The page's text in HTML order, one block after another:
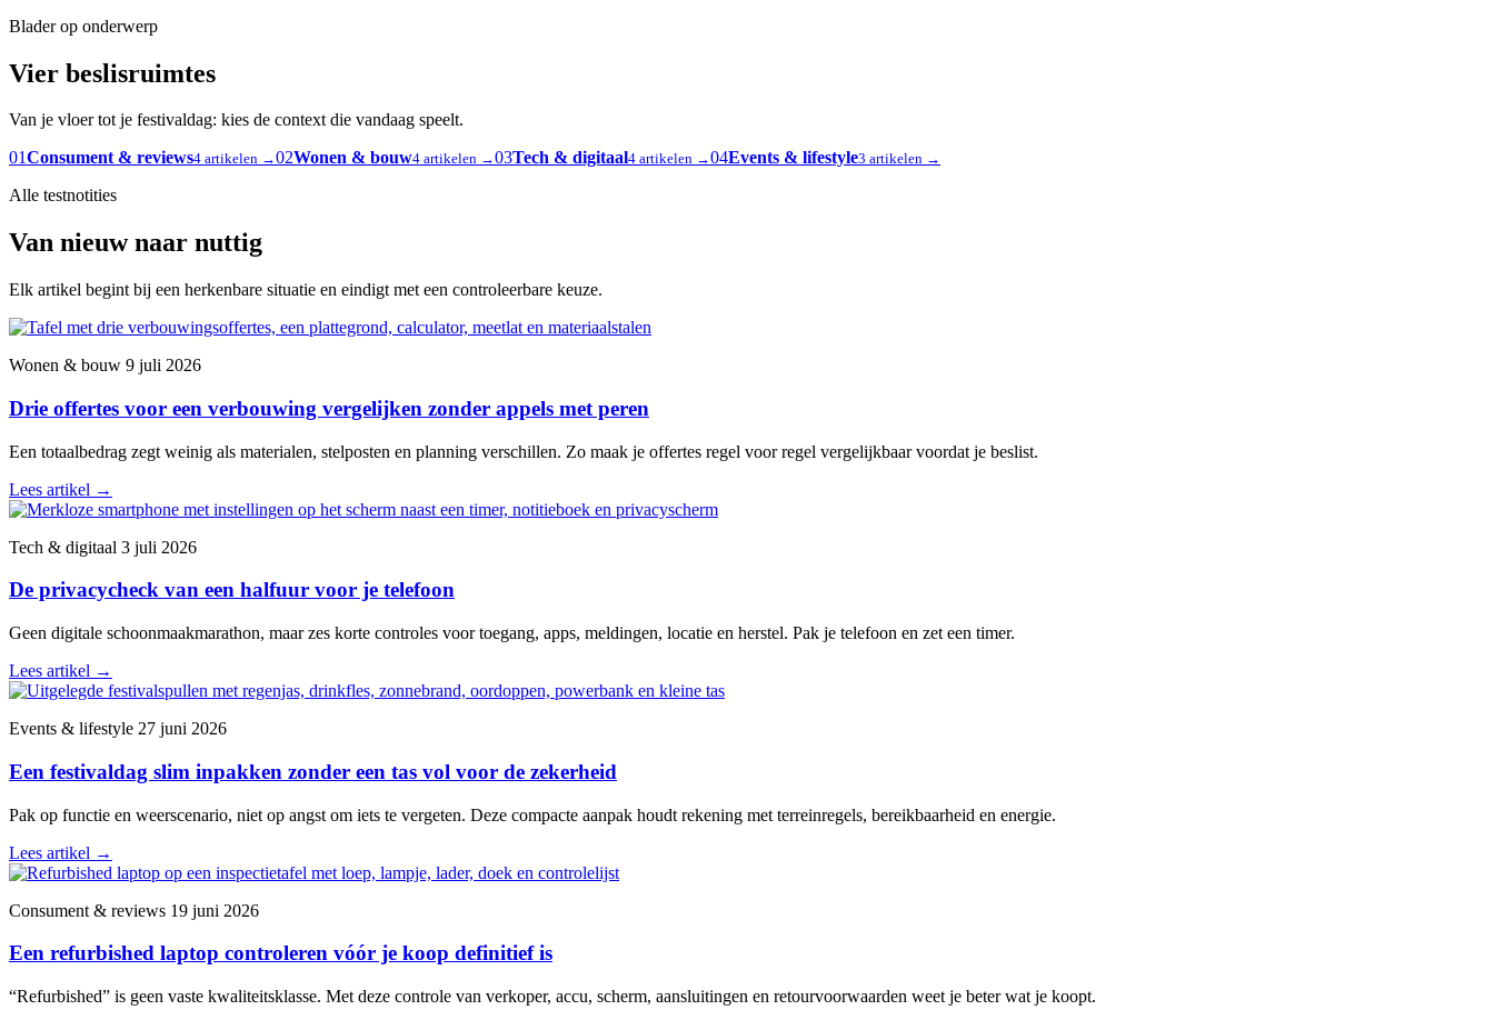
Blader op onderwerp
Vier beslisruimtes
Van je vloer tot je festivaldag: kies de context die vandaag speelt.
01Consument & reviews4 artikelen →02Wonen & bouw4 artikelen →03Tech & digitaal4 artikelen →04Events & lifestyle3 artikelen →
Alle testnotities
Van nieuw naar nuttig
Elk artikel begint bij een herkenbare situatie en eindigt met een controleerbare keuze.
Wonen & bouw 9 juli 2026
Drie offertes voor een verbouwing vergelijken zonder appels met peren
Een totaalbedrag zegt weinig als materialen, stelposten en planning verschillen. Zo maak je offertes regel voor regel vergelijkbaar voordat je beslist.
Lees artikel →
Tech & digitaal 3 juli 2026
De privacycheck van een halfuur voor je telefoon
Geen digitale schoonmaakmarathon, maar zes korte controles voor toegang, apps, meldingen, locatie en herstel. Pak je telefoon en zet een timer.
Lees artikel →
Events & lifestyle 27 juni 2026
Een festivaldag slim inpakken zonder een tas vol voor de zekerheid
Pak op functie en weerscenario, niet op angst om iets te vergeten. Deze compacte aanpak houdt rekening met terreinregels, bereikbaarheid en energie.
Lees artikel →
Consument & reviews 19 juni 2026
Een refurbished laptop controleren vóór je koop definitief is
“Refurbished” is geen vaste kwaliteitsklasse. Met deze controle van verkoper, accu, scherm, aansluitingen en retourvoorwaarden weet je beter wat je koopt.